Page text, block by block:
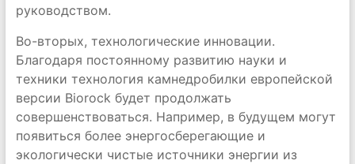
руководством.
Во-вторых, технологические инновации.
Благодаря постоянному развитию науки и
техники технология камнедробилки европейской
версии Biorock будет продолжать
совершенствоваться. Например, в будущем могут
появиться более энергосберегающие и
экологически чистые источники энергии из